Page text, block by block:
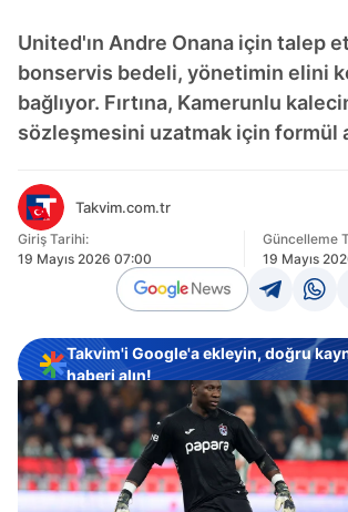
United'ın Andre Onana için talep
bonservis bedeli, yönetimin elini
bağlıyor. Fırtına, Kamerunlu
sözleşmesini uzatmak için formül
Takvim.com.tr
Giriş Tarihi:
19 Mayıs 2026 07:00
Güncelleme
19 Mayıs
Takvim'i Google'a ekleyin, doğru
haberi alın!